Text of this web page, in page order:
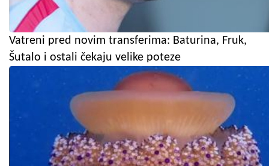
Vatreni pred novim transferima: Baturina, Fruk,
Šutalo i ostali čekaju velike poteze